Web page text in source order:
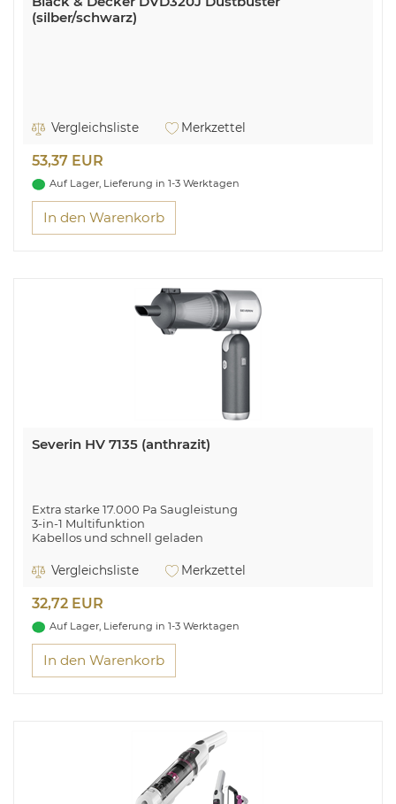
(silber/schwarz)
Vergleichsliste Merkzettel
53,37 EUR
Auf Lager, Lieferung in 1-3 Werktagen
In den Warenkorb
Severin HV 7135 (anthrazit)
Extra starke 17.000 Pa Saugleistung
3-in-1 Multifunktion
Kabellos und schnell geladen
Akku: Li-Ion: 11,1 V 2.000 mAh
Laufzeit/Leistung: 10
Ladezeit: 5 Std.
Vergleichsliste Merkzettel
32,72 EUR
Auf Lager, Lieferung in 1-3 Werktagen
In den Warenkorb